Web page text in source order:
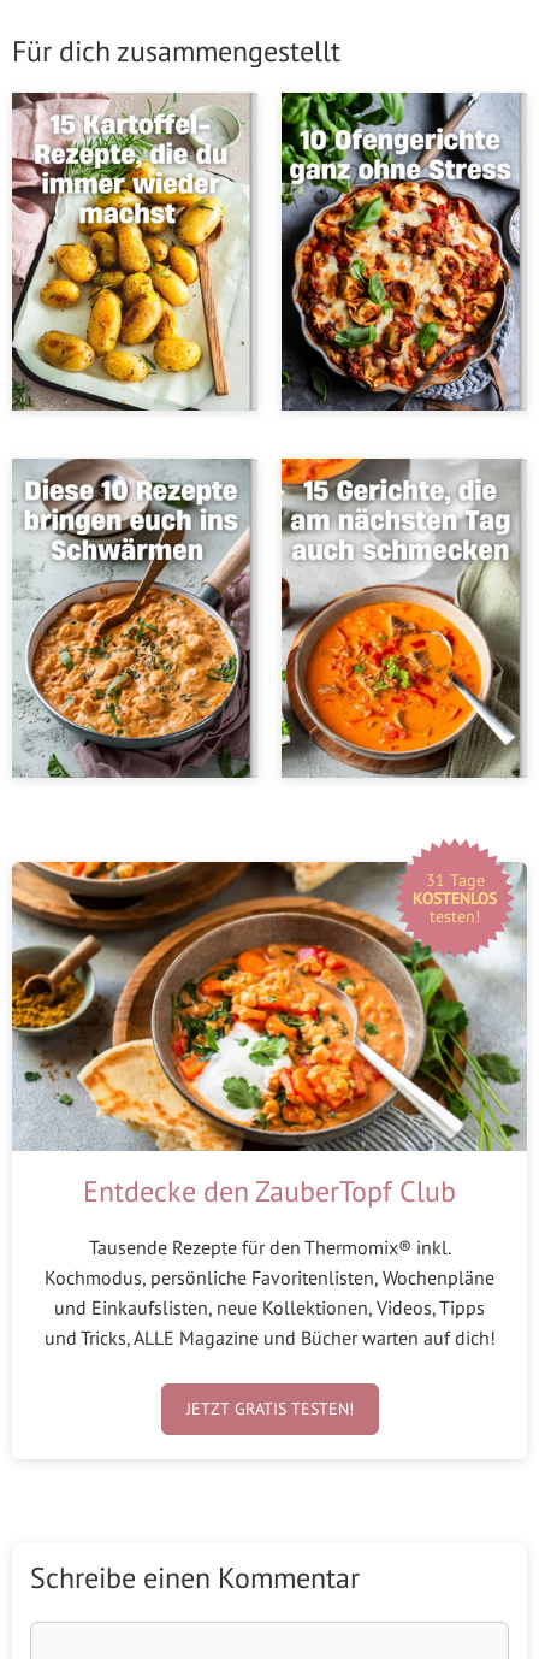
Für dich zusammengestellt
31 Tage
KOSTENLOS
testen!
Entdecke den ZauberTopf Club
Tausende Rezepte für den Thermomix® inkl.
Kochmodus, persönliche Favoritenlisten, Wochenpläne
und Einkaufslisten, neue Kollektionen, Videos, Tipps
und Tricks, ALLE Magazine und Bücher warten auf dich!
JETZT GRATIS TESTEN!
Schreibe einen Kommentar
Kommentar